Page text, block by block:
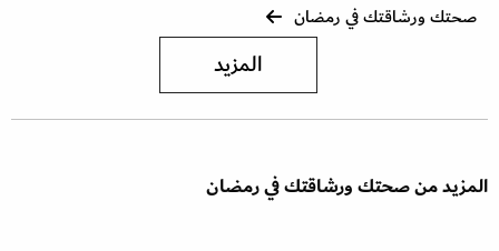
صحتك ورشاقتك في رمضان
المزيد
المزيد من صحتك ورشاقتك في رمضان